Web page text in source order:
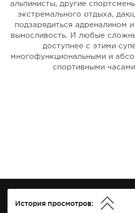
альпинисты, другие
экстремального отдыха,
подзарядиться адреналином
выносливость. И любые
доступнее с этими
многофункциональными и
спортивными
История просмотров: